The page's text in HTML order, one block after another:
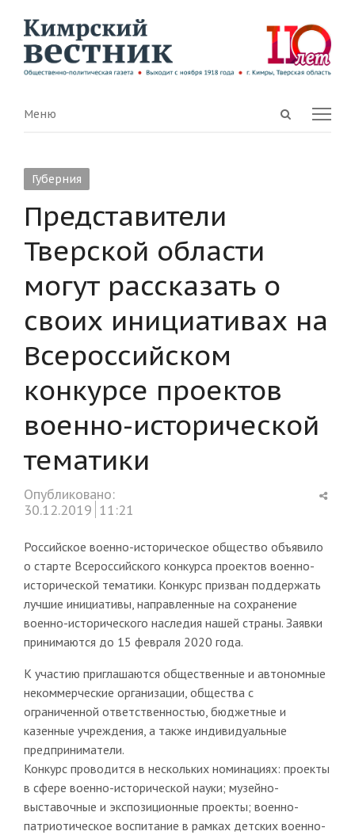
Open
Menu
Меню
Губерния
Представители
Тверской области
могут рассказать о
своих инициативах на
Всероссийском
конкурсе проектов
военно-исторической
тематики
Опубликовано:
30.12.2019 11:21
Российское военно-историческое общество объявило
о старте Всероссийского конкурса проектов военно-
исторической тематики. Конкурс призван поддержать
лучшие инициативы, направленные на сохранение
военно-исторического наследия нашей страны. Заявки
принимаются до 15 февраля 2020 года.
К участию приглашаются общественные и автономные
некоммерческие организации, общества с
ограниченной ответственностью, бюджетные и
казенные учреждения, а также индивидуальные
предприниматели.
Конкурс проводится в нескольких номинациях: проекты
в сфере военно-исторической науки; музейно-
выставочные и экспозиционные проекты; военно-
патриотическое воспитание в рамках детских военно-